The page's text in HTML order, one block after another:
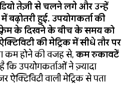
तेज़ी से चलने लगे और उन्हें
हुई. उपयोगकर्ता की
फ़्रेम के दिखने के बीच के समय को
की मेट्रिक में सीधे तौर पर
कम होने की वजह से,कम रुकावटें
उपयोगकर्ताओं ने ज़्यादा
वाली मेट्रिक से पता